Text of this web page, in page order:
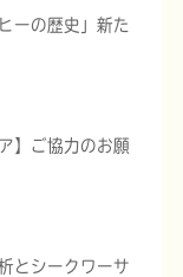
ーの歴史」新た
】ご協力のお願
とシークワーサ